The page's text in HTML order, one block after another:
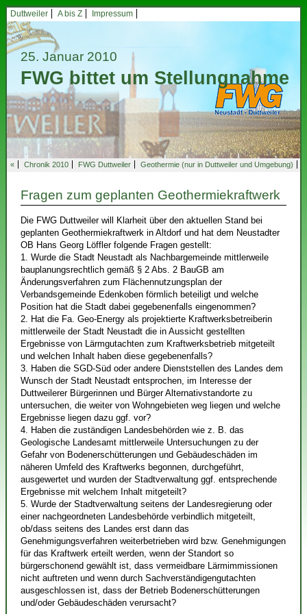
Duttweiler A bis Z Impressum
25. Januar 2010
FWG bittet um Stellungnahme
« Chronik 2010 FWG Duttweiler Geothermie (nur in Duttweiler und Umgebung)
Fragen zum geplanten Geothermiekraftwerk
Die FWG Duttweiler will Klarheit über den aktuellen Stand bei
geplanten Geothermiekraftwerk in Altdorf und hat dem Neustadter
OB Hans Georg Löffler folgende Fragen gestellt:
1. Wurde die Stadt Neustadt als Nachbargemeinde mittlerweile
bauplanungsrechtlich gemäß § 2 Abs. 2 BauGB am
Änderungsverfahren zum Flächennutzungsplan der
Verbandsgemeinde Edenkoben förmlich beteiligt und welche
Position hat die Stadt dabei gegebenenfalls eingenommen?
2. Hat die Fa. Geo-Energy als projektierte Kraftwerksbetreiberin
mittlerweile der Stadt Neustadt die in Aussicht gestellten
Ergebnisse von Lärmgutachten zum Kraftwerksbetrieb mitgeteilt
und welchen Inhalt haben diese gegebenenfalls?
3. Haben die SGD-Süd oder andere Dienststellen des Landes dem
Wunsch der Stadt Neustadt entsprochen, im Interesse der
Duttweilerer Bürgerinnen und Bürger Alternativstandorte zu
untersuchen, die weiter von Wohngebieten weg liegen und welche
Ergebnisse liegen dazu ggf. vor?
4. Haben die zuständigen Landesbehörden wie z. B. das
Geologische Landesamt mittlerweile Untersuchungen zu der
Gefahr von Bodenerschütterungen und Gebäudeschäden im
näheren Umfeld des Kraftwerks begonnen, durchgeführt,
ausgewertet und wurden der Stadtverwaltung ggf. entsprechende
Ergebnisse mit welchem Inhalt mitgeteilt?
5. Wurde der Stadtverwaltung seitens der Landesregierung oder
einer nachgeordneten Landesbehörde verbindlich mitgeteilt,
ob/dass seitens des Landes erst dann das
Genehmigungsverfahren weiterbetrieben wird bzw. Genehmigungen
für das Kraftwerk erteilt werden, wenn der Standort so
bürgerschonend gewählt ist, dass vermeidbare Lärmimmissionen
nicht auftreten und wenn durch Sachverständigengutachten
ausgeschlossen ist, dass der Betrieb Bodenerschütterungen
und/oder Gebäudeschäden verursacht?